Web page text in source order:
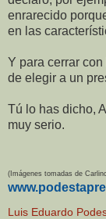
enrarecido
en las
Y para cerrar
de elegir a un
Tú lo has dicho,
muy serio.
(Imágenes tomadas de
Luis Eduardo